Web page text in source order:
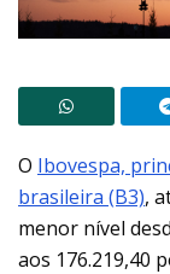
O Ibovespa,
brasileira (B3),
menor nível
aos 176.219,40